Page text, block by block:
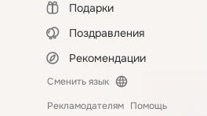
Подарки
Поздравления
Рекомендации
Сменить язык
Рекламодателям Помощь